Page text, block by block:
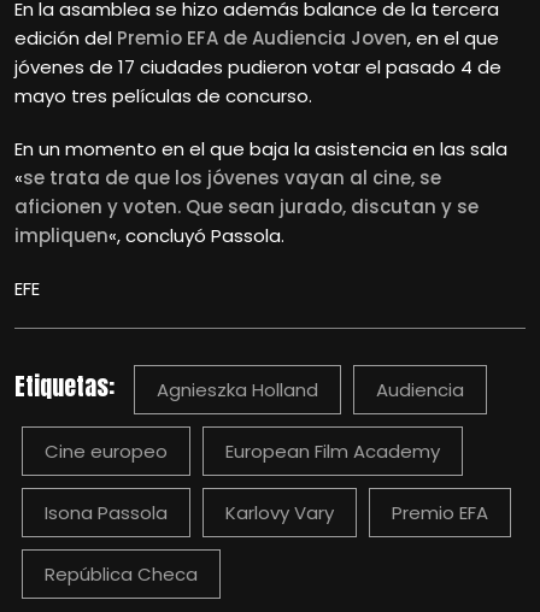
En la asamblea se hizo además balance de la tercera
edición del Premio EFA de Audiencia Joven, en el que
jóvenes de 17 ciudades pudieron votar el pasado 4 de
mayo tres películas de concurso.
En un momento en el que baja la asistencia en las sala
«se trata de que los jóvenes vayan al cine, se
aficionen y voten. Que sean jurado, discutan y se
impliquen«, concluyó Passola.
EFE
Etiquetas: Agnieszka Holland Audiencia
Cine europeo European Film Academy
Isona Passola Karlovy Vary Premio EFA
República Checa